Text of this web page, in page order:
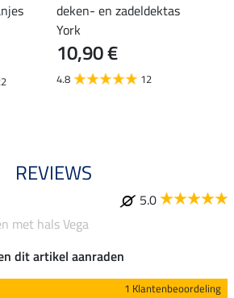
deken- en zadeldektas
York
10,90 €
4.8 12
REVIEWS
5.0
met hals Vega
dit artikel aanraden
1 Klantenbeoordeling